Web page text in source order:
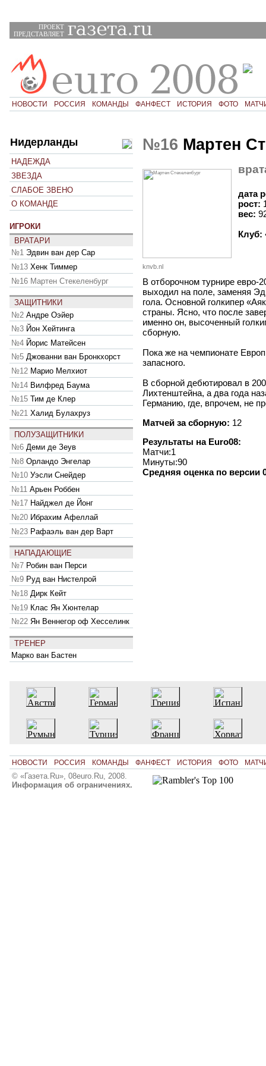
ПРОЕКТ
ПРЕДСТАВЛЯЕТ
НОВОСТИ РОССИЯ КОМАНДЫ ФАНФЕСТ ИСТОРИЯ ФОТО
Нидерланды
НАДЕЖДА
ЗВЕЗДА
СЛАБОЕ ЗВЕНО
О КОМАНДЕ
ИГРОКИ
ВРАТАРИ
№1 Эдвин ван дер Сар
№13 Хенк Тиммер
№16 Мартен Стекеленбург
ЗАЩИТНИКИ
№2 Андре Оэйер
№3 Йон Хейтинга
№4 Йорис Матейсен
№5 Джованни ван Бронкхорст
№12 Марио Мелхиот
№14 Вилфред Баума
№15 Тим де Клер
№21 Халид Булахруз
ПОЛУЗАЩИТНИКИ
№6 Деми де Зеув
№8 Орландо Энгелар
№10 Уэсли Снейдер
№11 Арьен Роббен
№17 Найджел де Йонг
№20 Ибрахим Афеллай
№23 Рафаэль ван дер Варт
НАПАДАЮЩИЕ
№7 Робин ван Перси
№9 Руд ван Нистелрой
№18 Дирк Кейт
№19 Клас Ян Хюнтелар
№22 Ян Веннегор оф Хесселинк
ТРЕНЕР
Марко ван Бастен
№16 Мартен
knvb.nl
дата
рост:
вес:
Клуб:
В отборочном турнире евро-
выходил на поле, заменяя
гола. Основной голкипер
страны. Ясно, что после
именно он, высоченный
сборную.
Пока же на чемпионате
запасного.
В сборной дебютировал в
Лихтенштейна, а два года
Германию, где, впрочем, не
Матчей за сборную: 12
Результаты на Euro08:
Матчи:1
Минуты:90
Средняя оценка по версии
НОВОСТИ РОССИЯ КОМАНДЫ ФАНФЕСТ ИСТОРИЯ ФОТО
© «Газета.Ru», 08euro.Ru, 2008.
Информация об ограничениях.